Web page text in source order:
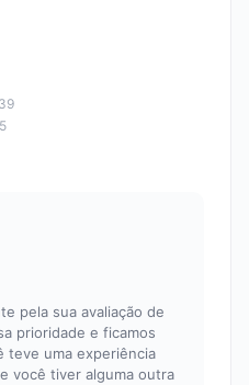
pela sua avaliação de
prioridade e ficamos
teve uma experiência
você tiver alguma outra